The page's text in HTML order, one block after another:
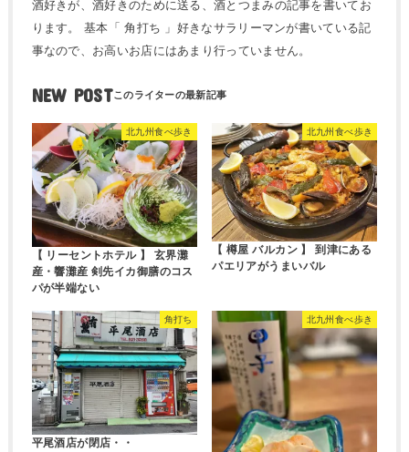
酒好きが、酒好きのために送る、酒とつまみの記事を書いてお
ります。 基本「 角打ち 」好きなサラリーマンが書いている記
事なので、お高いお店にはあまり行っていません。
NEW POST
北九州食べ歩き
【 リーセントホテル 】 玄界灘
産・響灘産 剣先イカ御膳のコス
パが半端ない
北九州食べ歩き
【 樽屋 バルカン 】 到津にある
パエリアがうまいバル
角打ち
平尾酒店が閉店・・
北九州食べ歩き